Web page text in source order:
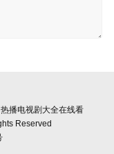
播电视剧大全在线看
Reserved